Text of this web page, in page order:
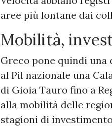
aree più lontane dai
Mobilità,
Greco pone quindi
al Pil nazionale una
di Gioia Tauro fino a
alla mobilità delle
stagioni di